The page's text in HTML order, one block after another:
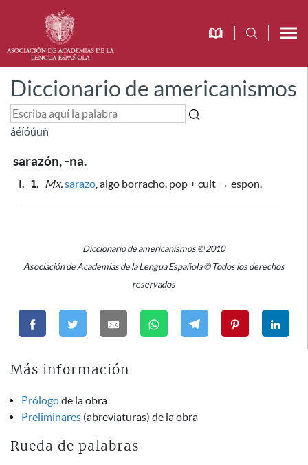
Diccionario de americanismos
áéíóúüñ
sarazón, -na.
I. 1. Mx.sarazo , algo borracho. pop + cult → espon.
Diccionario de americanismos © 2010
Asociación de Academias de la Lengua Española © Todos los derechos
reservados
Más información
Prólogode la obra
Preliminares (abreviaturas) de la obra
Rueda de palabras